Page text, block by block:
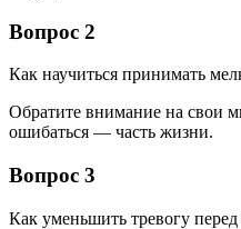
Вопрос 2
Как научиться принимать
Обратите внимание на свои
ошибаться — часть жизни.
Вопрос 3
Как уменьшить тревогу